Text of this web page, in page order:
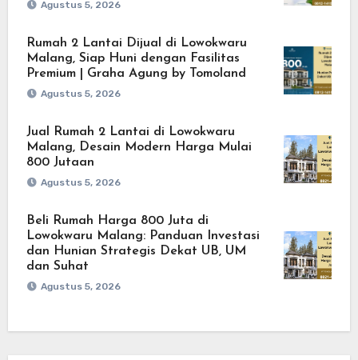
Agustus 5, 2026
Rumah 2 Lantai Dijual di Lowokwaru
Malang, Siap Huni dengan Fasilitas
Premium | Graha Agung by Tomoland
Agustus 5, 2026
Jual Rumah 2 Lantai di Lowokwaru
Malang, Desain Modern Harga Mulai
800 Jutaan
Agustus 5, 2026
Beli Rumah Harga 800 Juta di
Lowokwaru Malang: Panduan Investasi
dan Hunian Strategis Dekat UB, UM
dan Suhat
Agustus 5, 2026